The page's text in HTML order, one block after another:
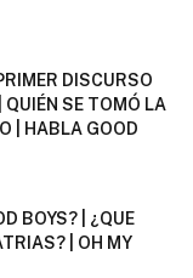
DISCURSO
QUIÉN SE TOMÓ LA
| HABLA GOOD
BOYS? | ¿QUE
| OH MY